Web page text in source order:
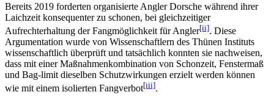
Bereits 2019 forderten organisierte Angler Dorsche während ihrer
Laichzeit konsequenter zu schonen, bei gleichzeitiger
Aufrechterhaltung der Fangmöglichkeit für Angler[ii]. Diese
Argumentation wurde von Wissenschaftlern des Thünen Instituts
wissenschaftlich überprüft und tatsächlich konnten sie nachweisen,
dass mit einer Maßnahmenkombination von Schonzeit, Fenstermaß
und Bag-limit dieselben Schutzwirkungen erzielt werden können
wie mit einem isolierten Fangverbot[iii].